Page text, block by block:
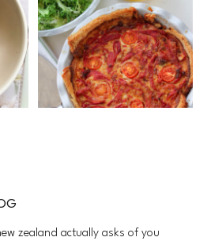
zealand actually asks of you